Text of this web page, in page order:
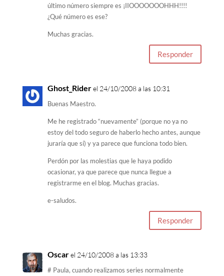
último número siempre es ¡IIOOOOOOOHHH!!!!
¿Qué número es ese?
Muchas gracias.
Responder
Ghost_Riderel 24/10/2008 a las 10:31
Buenas Maestro.
Me he registrado “nuevamente” (porque no ya no
estoy del todo seguro de haberlo hecho antes, aunque
juraría que sí) y ya parece que funciona todo bien.
Perdón por las molestias que le haya podido
ocasionar, ya que parece que nunca llegue a
registrarme en el blog. Muchas gracias.
e-saludos.
Responder
Oscarel 24/10/2008 a las 13:33
# Paula, cuando realizamos series normalmente